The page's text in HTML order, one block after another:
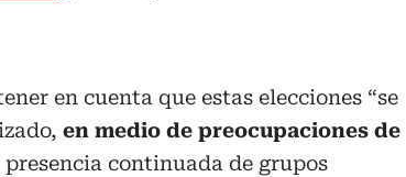
en cuenta que estas elecciones “se
en medio de preocupaciones de
presencia continuada de grupos